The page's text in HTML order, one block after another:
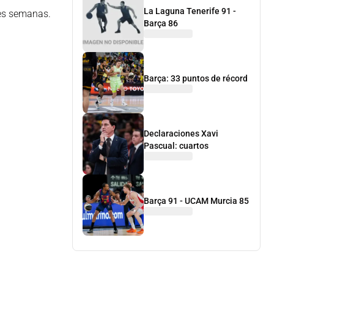
semanas.
La Laguna Tenerife 91 -
Barça 86
Barça: 33 puntos de récord
Declaraciones Xavi
Pascual: cuartos
Barça 91 - UCAM Murcia 85